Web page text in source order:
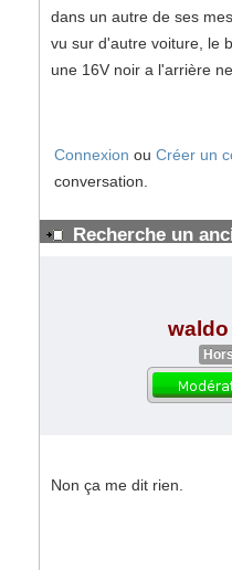
dans un autre de ses
vu sur d'autre voiture, le
une 16V noir a l'arrière
Connexion ou Créer un
conversation.
Recherche un
waldo
Non ça me dit rien.